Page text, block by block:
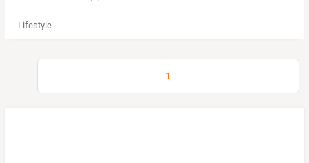
Lifestyle
1